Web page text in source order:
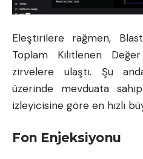
Eleştirilere rağmen,
Toplam Kilitlenen
zirvelere ulaştı. Şu
üzerinde mevduata
izleyicisine göre en hızlı
Fon Enjeksiyonu